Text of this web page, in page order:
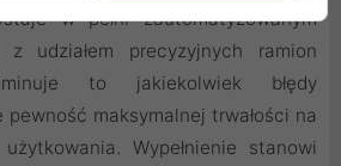
w pełni zautomatyzowanym
udziałem precyzyjnych ramion
to jakiekolwiek błędy
maksymalnej trwałości na
Wypełnienie stanowi